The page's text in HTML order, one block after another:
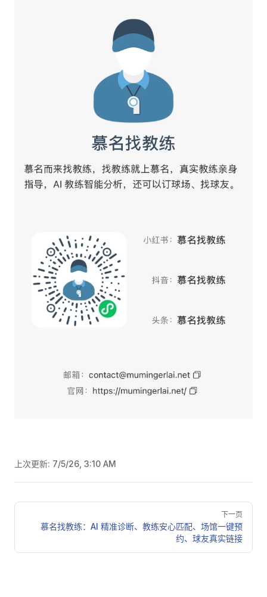
上次更新: 7/5/26, 3:10 AM
Pager
下一页
慕名找教练：AI 精准诊断、教练安心匹配、场馆一键预
约、球友真实链接